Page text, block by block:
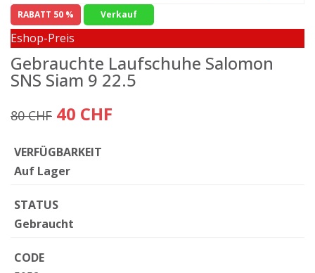
RABATT 50 % Verkauf
Eshop-Preis
Gebrauchte Laufschuhe Salomon
SNS Siam 9 22.5
80 CHF 40 CHF
VERFÜGBARKEIT
Auf Lager
STATUS
Gebraucht
CODE